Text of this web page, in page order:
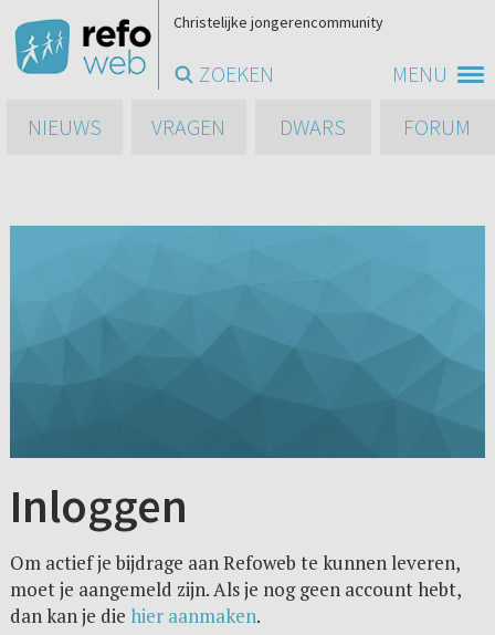
MENU
Christelijke jongerencommunity
ZOEKEN
NIEUWS
VRAGEN DWARS FORUM
Inloggen
Om actief je bijdrage aan Refoweb te kunnen leveren,
moet je aangemeld zijn. Als je nog geen account hebt,
dan kan je die hier aanmaken.